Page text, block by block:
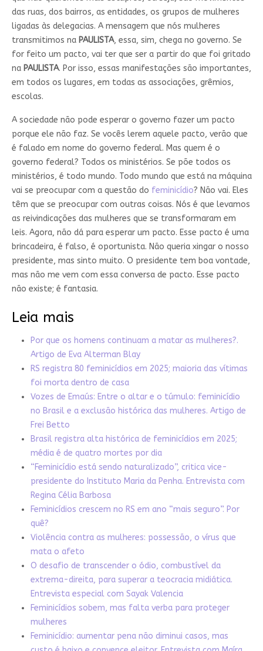
das ruas, dos bairros, as entidades, os grupos de mulheres
ligadas às delegacias. A mensagem que nós mulheres
transmitimos na PAULISTA, essa, sim, chega no governo. Se
for feito um pacto, vai ter que ser a partir do que foi gritado
na PAULISTA. Por isso, essas manifestações são importantes,
em todos os lugares, em todas as associações, grêmios,
escolas.
A sociedade não pode esperar o governo fazer um pacto
porque ele não faz. Se vocês lerem aquele pacto, verão que
é falado em nome do governo federal. Mas quem é o
governo federal? Todos os ministérios. Se põe todos os
ministérios, é todo mundo. Todo mundo que está na máquina
vai se preocupar com a questão do feminicídio? Não vai. Eles
têm que se preocupar com outras coisas. Nós é que levamos
as reivindicações das mulheres que se transformaram em
leis. Agora, não dá para esperar um pacto. Esse pacto é uma
brincadeira, é falso, é oportunista. Não queria xingar o nosso
presidente, mas sinto muito. O presidente tem boa vontade,
mas não me vem com essa conversa de pacto. Esse pacto
não existe; é fantasia.
Leia mais
Por que os homens continuam a matar as mulheres?.
Artigo de Eva Alterman Blay
RS registra 80 feminicídios em 2025; maioria das vítimas
foi morta dentro de casa
Vozes de Emaús: Entre o altar e o túmulo: feminicídio
no Brasil e a exclusão histórica das mulheres. Artigo de
Frei Betto
Brasil registra alta histórica de feminicídios em 2025;
média é de quatro mortes por dia
“Feminicídio está sendo naturalizado”, critica vice-
presidente do Instituto Maria da Penha. Entrevista com
Regina Célia Barbosa
Feminicídios crescem no RS em ano “mais seguro”. Por
quê?
Violência contra as mulheres: possessão, o vírus que
mata o afeto
O desafio de transcender o ódio, combustível da
extrema-direita, para superar a teocracia midiática.
Entrevista especial com Sayak Valencia
Feminicídios sobem, mas falta verba para proteger
mulheres
Feminicídio: aumentar pena não diminui casos, mas